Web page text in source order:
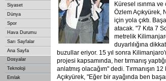
Siyaset
Dünya
Spor
Hava Durumu
Sarı Sayfalar
Ana Sayfa
Dosyalar
Teknoloji
Emlak
Küresel ısınma
Özlem Açıkyürek,
için yola çıktı.
atacak. "7 Kıta 7
metrelik
duyarlılığına
buzullar eriyor. 15 yıl sonra
projesi kapsamında, her tırmanış
anlatmış olacağım" dedi. Tırmanışın
Açıkyürek, "Eğer bir ayağında ben